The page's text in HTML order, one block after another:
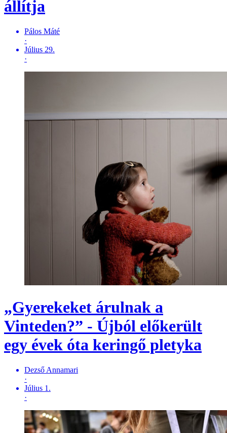
állítja
Pálos Máté
·
Július 29.
·
„Gyerekeket árulnak a
Vinteden?” - Újból előkerült
egy évek óta keringő pletyka
Dezső Annamari
·
Július 1.
·